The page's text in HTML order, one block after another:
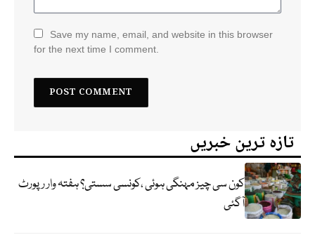
Save my name, email, and website in this browser
for the next time I comment.
تازہ ترین خبریں
کون سی چیز مہنگی ہوئی ،کونسی سستی؟ ہفتہ وار رپورٹ
آگئی